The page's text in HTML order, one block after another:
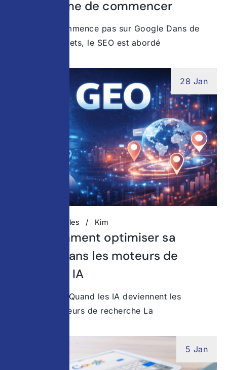
avant même de commencer
Le SEO ne commence pas sur Google Dans de
nombreux projets, le SEO est abordé
28 Jan
Actualités digitales Kim
GEO : comment optimiser sa
visibilité dans les moteurs de
recherche IA
Introduction – Quand les IA deviennent les
nouveaux moteurs de recherche La
5 Jan